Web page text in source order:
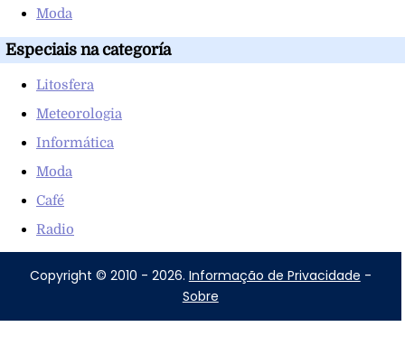
Moda
Especiais na categoría
Litosfera
Meteorologia
Informática
Moda
Café
Radio
Copyright © 2010 - 2026. Informação de Privacidade -
Sobre